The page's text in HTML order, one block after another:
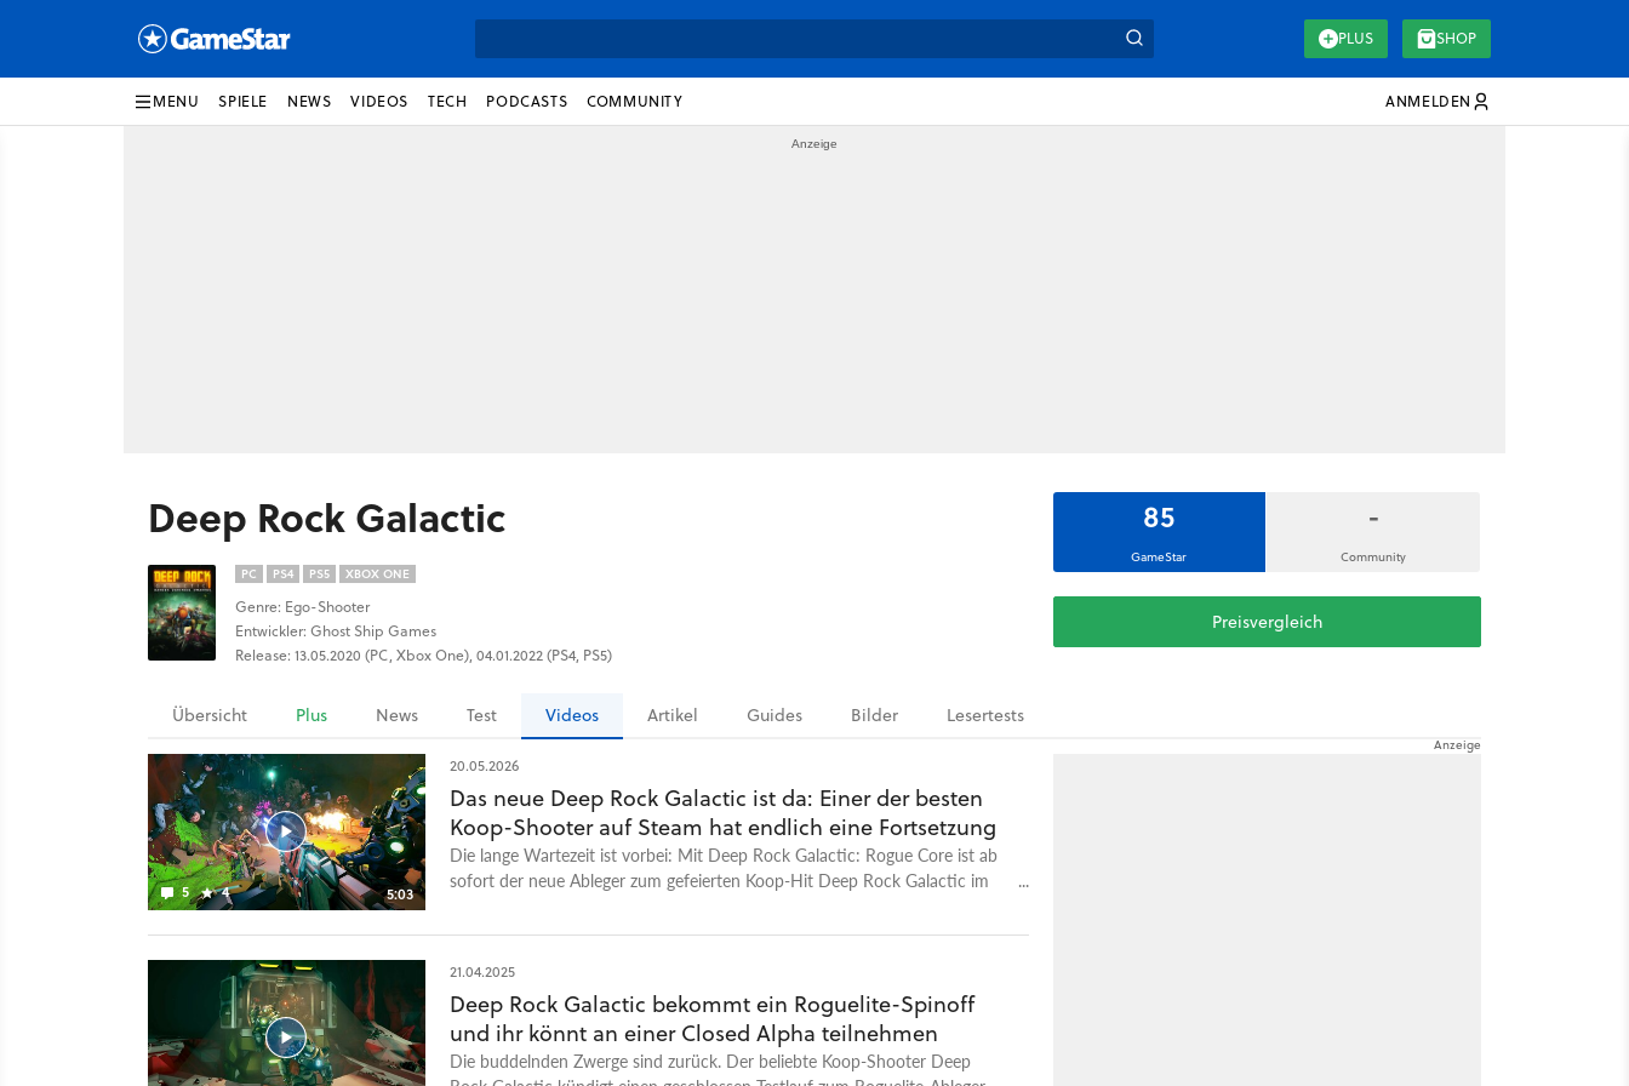
PLUS SHOP
MENU SPIELE NEWS VIDEOS TECH PODCASTS COMMUNITY ANMELDEN
Deep Rock Galactic
PC PS4 PS5 XBOX ONE
Genre: Ego-Shooter
Entwickler: Ghost Ship Games
Release: 13.05.2020 (PC, Xbox One), 04.01.2022 (PS4, PS5)
85
GameStar
-
Community
Preisvergleich
Übersicht Plus News Test Videos Artikel Guides Bilder Lesertests
5 4 5:03
20.05.2026
Das neue Deep Rock Galactic ist da: Einer der besten
Koop-Shooter auf Steam hat endlich eine Fortsetzung
Die lange Wartezeit ist vorbei: Mit Deep Rock Galactic: Rogue Core ist ab
sofort der neue Ableger zum gefeierten Koop-Hit Deep Rock Galactic im
zu drei Mitspielern. In der Rolle eines Elite-Kommandos der Zwerge gilt es,
des Planeten zu erforschen. Der größte Unterschied zum Hauptspiel ist die
Roguelite-Struktur: Jede Mission beginnt mit Standard-Ausrüstung, neue
Upgrades, Waffen und Fähigkeiten kommen im Laufe eines Runs nach und
nach dazu. Deep Rock Galactic: Rogue Core bietet fünf ganz neue
21.04.2025
Deep Rock Galactic bekommt ein Roguelite-Spinoff
und ihr könnt an einer Closed Alpha teilnehmen
Die buddelnden Zwerge sind zurück. Der beliebte Koop-Shooter Deep